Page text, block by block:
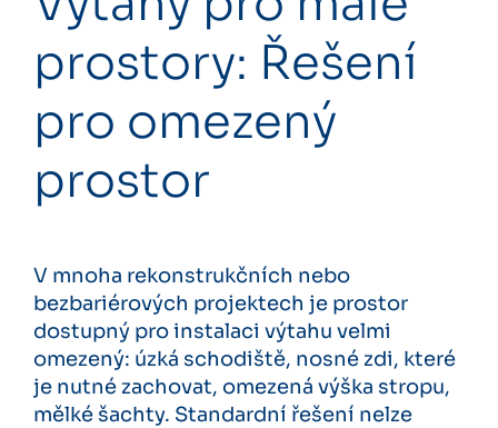
prostory: Řešení
pro omezený
prostor
V mnoha rekonstrukčních nebo
bezbariérových projektech je prostor
dostupný pro instalaci výtahu velmi
omezený: úzká schodiště, nosné zdi, které
je nutné zachovat, omezená výška stropu,
mělké šachty. Standardní řešení nelze